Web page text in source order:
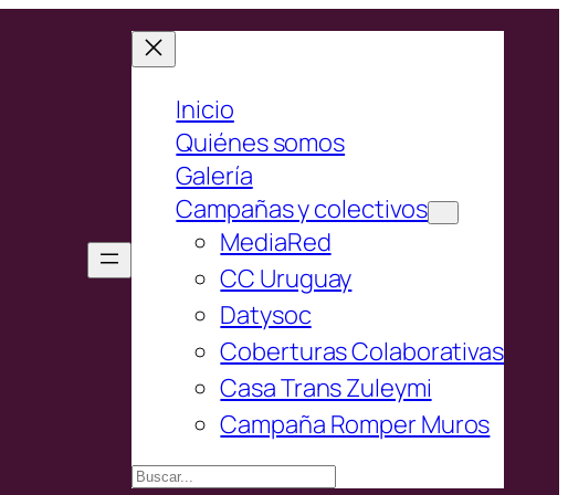
Inicio
Quiénes somos
Galería
Campañas y colectivos
MediaRed
CC Uruguay
Datysoc
Coberturas Colaborativas
Casa Trans Zuleymi
Campaña Romper Muros
Buscar